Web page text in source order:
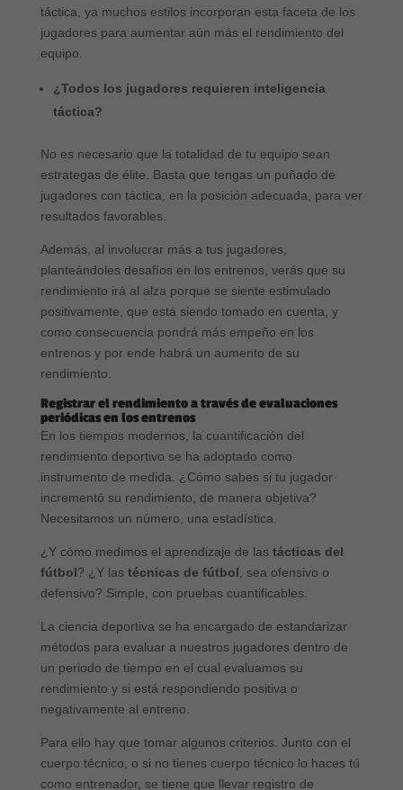
táctica, ya muchos estilos incorporan esta faceta de los
jugadores para aumentar aún más el rendimiento del
equipo.
¿Todos los jugadores requieren inteligencia
táctica?
No es necesario que la totalidad de tu equipo sean
estrategas de élite. Basta que tengas un puñado de
jugadores con táctica, en la posición adecuada, para ver
resultados favorables.
Además, al involucrar más a tus jugadores,
planteándoles desafíos en los entrenos, verás que su
rendimiento irá al alza porque se siente estimulado
positivamente, que está siendo tomado en cuenta, y
como consecuencia pondrá más empeño en los
entrenos y por ende habrá un aumento de su
rendimiento.
Registrar el rendimiento a través de evaluaciones
periódicas en los entrenos
En los tiempos modernos, la cuantificación del
rendimiento deportivo se ha adoptado como
instrumento de medida. ¿Cómo sabes si tu jugador
incrementó su rendimiento, de manera objetiva?
Necesitamos un número, una estadística.
¿Y cómo medimos el aprendizaje de las tácticas del
fútbol? ¿Y las técnicas de fútbol , sea ofensivo o
defensivo? Simple, con pruebas cuantificables.
La ciencia deportiva se ha encargado de estandarizar
métodos para evaluar a nuestros jugadores dentro de
un periodo de tiempo en el cual evaluamos su
rendimiento y si está respondiendo positiva o
negativamente al entreno.
Para ello hay que tomar algunos criterios. Junto con el
cuerpo técnico, o si no tienes cuerpo técnico lo haces tú
como entrenador, se tiene que llevar registro de